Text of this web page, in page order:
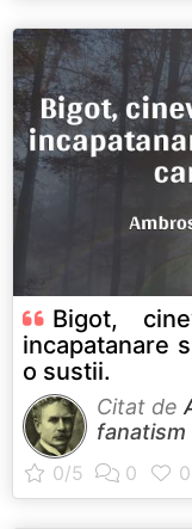
Bigot,
incapatanare
o sustii.
Citat de
fanatism